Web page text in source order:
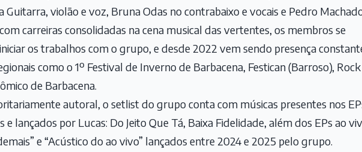
Guitarra, violão e voz, Bruna Odas no contrabaixo e vocais e Pedro
carreiras consolidadas na cena musical das vertentes, os membros se
os trabalhos com o grupo, e desde 2022 vem sendo presença
como o 1º Festival de Inverno de Barbacena, Festican (Barroso),
de Barbacena.
autoral, o setlist do grupo conta com músicas presentes nos
lançados por Lucas: Do Jeito Que Tá, Baixa Fidelidade, além dos EPs ao
e “Acústico do ao vivo” lançados entre 2024 e 2025 pelo grupo.